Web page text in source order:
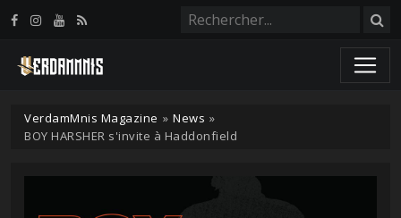
VerdamMnis Magazine » News »
BOY HARSHER s'invite à Haddonfield
Panneau de gestion des cookies